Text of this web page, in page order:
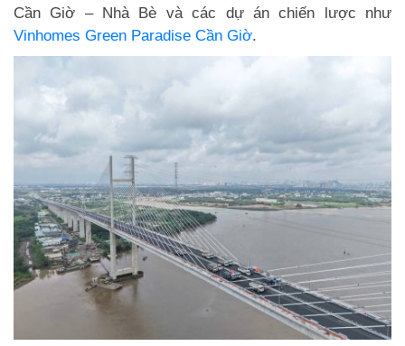
Cần Giờ – Nhà Bè và các dự án chiến lược như
Vinhomes Green Paradise Cần Giờ.